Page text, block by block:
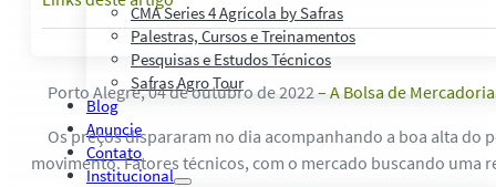
CMA Series 4 Agrícola by Safras
Palestras, Cursos e Treinamentos
Pesquisas e Estudos Técnicos
Safras Agro Tour
Blog
Anuncie
Contato
Institucional
Porto Alegre, 04 de outubro de 2022 – A Bolsa de
Os preços dispararam no dia acompanhando a boa alta do
movimento. Fatores técnicos, com o mercado buscando